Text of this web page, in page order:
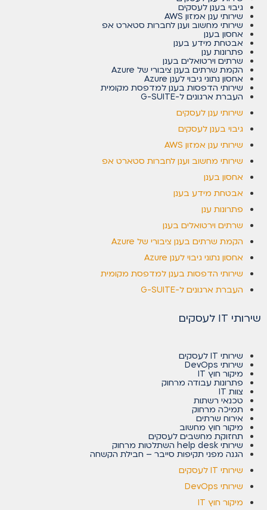
גיבוי בענן לעסקים
שירותי ענן אמזון AWS
שירותי מחשוב וענן לחברות סטארט אפ
אחסון בענן
אבטחת מידע בענן
פתרונות ענן
שרתים וירטואלים בענן
הקמת שרתים בענן ציבורי של Azure
אחסון נתוני גיבוי לענן Azure
שירותי הדפסות בענן למדפסת מקומית
העברת ארגונים ל-G-SUITE
שירותי ענן לעסקים
גיבוי בענן לעסקים
שירותי ענן אמזון AWS
שירותי מחשוב וענן לחברות סטארט אפ
אחסון בענן
אבטחת מידע בענן
פתרונות ענן
שרתים וירטואלים בענן
הקמת שרתים בענן ציבורי של Azure
אחסון נתוני גיבוי לענן Azure
שירותי הדפסות בענן למדפסת מקומית
העברת ארגונים ל-G-SUITE
שירותי IT לעסקים
שירותי IT לעסקים
שירותי DevOps
מיקור חוץ IT
פתרונות עבודה מרחוק
צוות IT
טכנאי רשתות
תמיכה מרחוק
אירוח שרתים
מיקור חוץ מחשוב
תחזוקת מחשבים לעסקים
שירותי help desk השתלטות מרחוק
הגנה מפני תקיפות סייבר – חבילת הקשחה
שירותי IT לעסקים
שירותי DevOps
מיקור חוץ IT